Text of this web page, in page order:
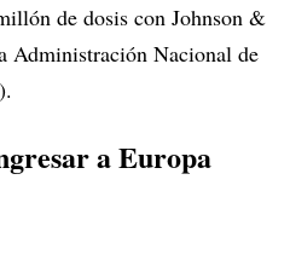
de dosis con Johnson &
Administración Nacional de
a Europa